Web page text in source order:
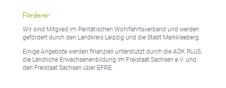
Förderer
Wir sind Mitglied im Paritätischen Wohlfahrtsverband und werden
gefördert durch den Landkreis Leipzig und die Stadt Markkleeberg.
Einige Angebote werden finanziell unterstützt durch die AOK PLUS,
die Ländliche Erwachsenenbildung im Freistaat Sachsen e.V. und
den Freistaat Sachsen über EFRE.